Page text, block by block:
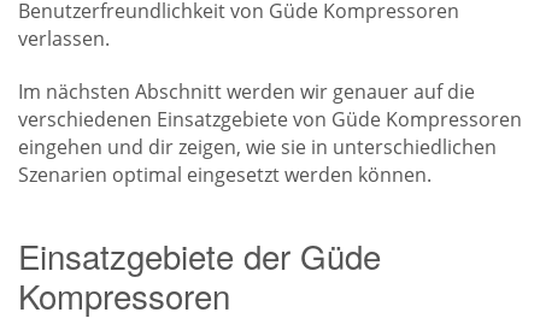
Benutzerfreundlichkeit von Güde Kompressoren
verlassen.
Im nächsten Abschnitt werden wir genauer auf die
verschiedenen Einsatzgebiete von Güde Kompressoren
eingehen und dir zeigen, wie sie in unterschiedlichen
Szenarien optimal eingesetzt werden können.
Einsatzgebiete der Güde
Kompressoren